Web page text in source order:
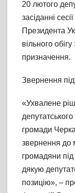
20 лютого
засіданні
Президента
вільного
призначення.
Звернення
«Ухвалене
депутатського
громади
звернення до
громадяни
дякую
позицію», –